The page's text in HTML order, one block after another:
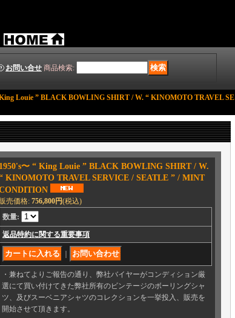
お問い合せ 商品検索:
King Louie ” BLACK BOWLING SHIRT / W. “ KINOMOTO TRAVEL SE
1950's〜 “ King Louie ” BLACK BOWLING SHIRT / W.
KINOMOTO TRAVEL SERVICE / SEATLE ” / MINT
売価格: 756,800円(税込)
数量:
返品特約に関する重要事項
・兼ねてよりご報告の通り、弊社バイヤーがコンディション厳
選にて買い付けてきた弊社所有のビンテージのボーリングシャ
ツ、及びスーベニアシャツのコレクションを一挙投入、販売を
開始させて頂きます。